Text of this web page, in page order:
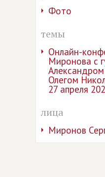
Фото
темы
Онлайн-
Миронова с
Олегом
27 апреля
лица
Миронов